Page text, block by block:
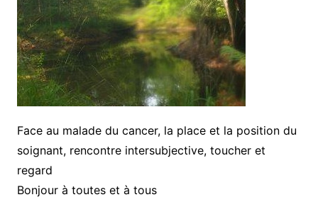
Face au malade du cancer, la place et la position du
soignant, rencontre intersubjective, toucher et
regard
Bonjour à toutes et à tous